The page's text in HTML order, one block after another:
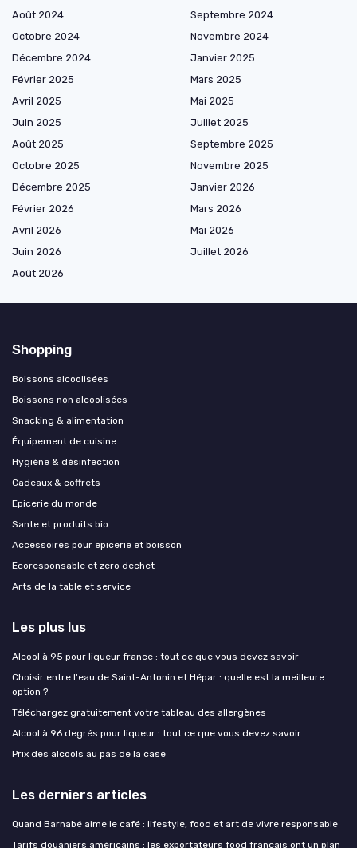
Août 2024
Septembre 2024
Octobre 2024
Novembre 2024
Décembre 2024
Janvier 2025
Février 2025
Mars 2025
Avril 2025
Mai 2025
Juin 2025
Juillet 2025
Août 2025
Septembre 2025
Octobre 2025
Novembre 2025
Décembre 2025
Janvier 2026
Février 2026
Mars 2026
Avril 2026
Mai 2026
Juin 2026
Juillet 2026
Août 2026
Shopping
Boissons alcoolisées
Boissons non alcoolisées
Snacking & alimentation
Équipement de cuisine
Hygiène & désinfection
Cadeaux & coffrets
Epicerie du monde
Sante et produits bio
Accessoires pour epicerie et boisson
Ecoresponsable et zero dechet
Arts de la table et service
Les plus lus
Alcool à 95 pour liqueur france : tout ce que vous devez savoir
Choisir entre l'eau de Saint-Antonin et Hépar : quelle est la meilleure
option ?
Téléchargez gratuitement votre tableau des allergènes
Alcool à 96 degrés pour liqueur : tout ce que vous devez savoir
Prix des alcools au pas de la case
Les derniers articles
Quand Barnabé aime le café : lifestyle, food et art de vivre responsable
Tarifs douaniers américains : les exportateurs food français ont un plan